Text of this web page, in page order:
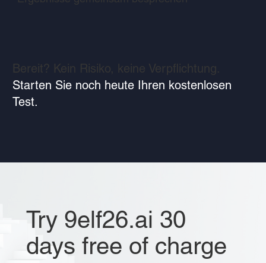
Bereit? Kein Risiko, keine Verpflichtung.
Starten Sie noch heute Ihren kostenlosen
Test.
Try 9elf26.ai 30
days free of charge